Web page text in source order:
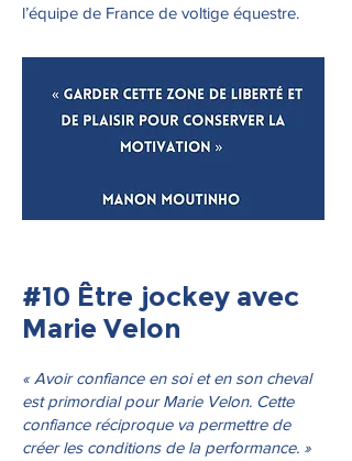
l’équipe de France de voltige équestre.
#10 Être jockey avec
Marie Velon
« Avoir confiance en soi et en son cheval
est primordial pour Marie Velon. Cette
confiance réciproque va permettre de
créer les conditions de la performance. »